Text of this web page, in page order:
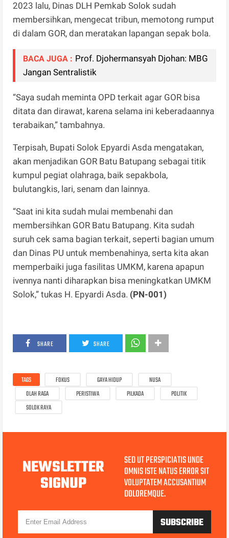
2023 lalu, Dinas DLH Pemkab Solok sudah
membersihkan, mengecat tribun, memotong rumput
di dalam GOR, dan meratakan lapangan sepak bola.
BACA JUGA : Prof. Djohermansyah Djohan: MBG
Jangan Sentralistik
“Saya sudah meminta OPD terkait agar GOR bisa
ditata dan dirawat, karena selama ini keberadaannya
terabaikan,” tambahnya.
Terpisah, Bupati Solok Epyardi Asda mengatakan,
akan menjadikan GOR Batu Batupang sebagai titik
kumpul pegiat olahraga, baik sepakbola,
bulutangkis, lari, senam dan lainnya.
“Saat ini kita sudah mulai membenahi dan
membersihkan GOR Batu Batupang. Kita sudah
suruh cek sama bagian terkait, seperti bagian umum
dan Dinas PU untuk membenahinya, serta kita akan
memperbaiki juga fasilitas UMKM, karena apapun
ivennya nanti diharapkan bisa meningkatkan UMKM
Solok,” tukas H. Epyardi Asda. (PN-001)
SHARE SHARE
TAGS FOKUS GAYA HIDUP
NUSA
OLAH RAGA
PERISTIWA PILKADA
POLITIK
SOLOK RAYA
NEWSLETTER
SIGNUP
SED UT PERSPICIATIS UNDE
OMNIS ISTE NATUS ERROR SIT
VOLUPTATEM ACCUSANTIUM
DOLOREMQUE.